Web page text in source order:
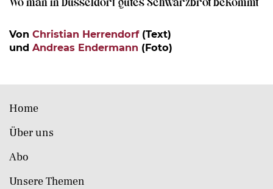
Von Christian Herrendorf(Text)
und Andreas Endermann (Foto)
Home
Über uns
Abo
Unsere Themen